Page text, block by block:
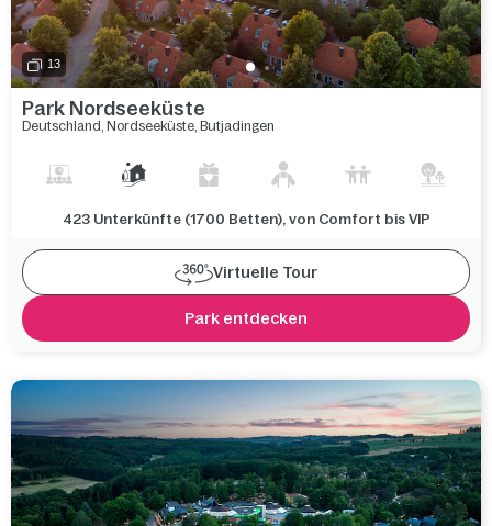
13
Park Nordseeküste
Deutschland Nordseeküste Butjadingen
423 Unterkünfte (1700 Betten), von Comfort bis VIP
Virtuelle Tour
Park entdecken